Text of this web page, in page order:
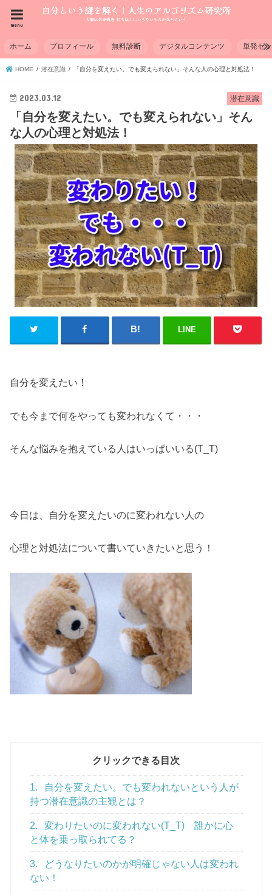
menu
ホーム プロフィール 無料診断 デジタルコンテンツ 単発セ
HOME 潜在意識 「自分を変えたい。でも変えられない」そんな人の心理と対処法！
潜在意識
2023.03.12
「自分を変えたい。でも変えられない」そん
な人の心理と対処法！
LINE
自分を変えたい！
でも今まで何をやっても変われなくて・・・
そんな悩みを抱えている人はいっぱいいる(T_T)
今日は、自分を変えたいのに変われない人の
心理と対処法について書いていきたいと思う！
クリックできる目次
1.
自分を変えたい。でも変われないという人が
持つ潜在意識の主観とは？
2.
変わりたいのに変われない(T_T) 誰かに心
と体を乗っ取られてる？
3.
どうなりたいのかが明確じゃない人は変われ
ない！